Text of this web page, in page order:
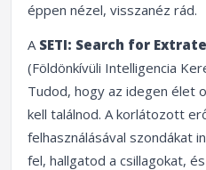
éppen nézel, visszanéz rád.
A SETI: Search for
(Földönkívüli Intelligencia
Tudod, hogy az idegen élet
kell találnod. A korlátozott
felhasználásával szondákat
fel, hallgatod a csillagokat,